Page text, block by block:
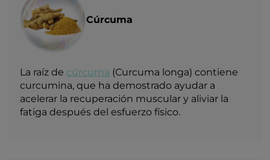
Cúrcuma
La raíz de cúrcuma (Curcuma longa) contiene
curcumina, que ha demostrado ayudar a
acelerar la recuperación muscular y aliviar la
fatiga después del esfuerzo físico.